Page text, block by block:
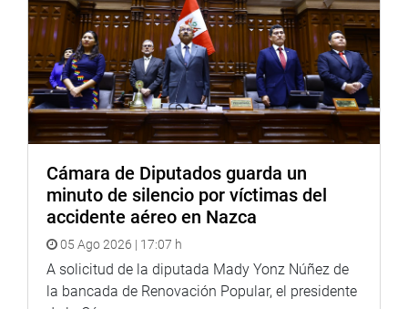
Cámara de Diputados guarda un
minuto de silencio por víctimas del
accidente aéreo en Nazca
05 Ago 2026 | 17:07 h
A solicitud de la diputada Mady Yonz Núñez de
la bancada de Renovación Popular, el presidente